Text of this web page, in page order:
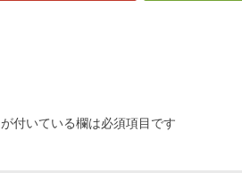
が付いている欄は必須項目です